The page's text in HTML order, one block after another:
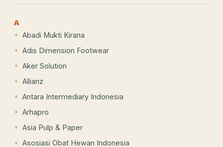
A
Abadi Mukti Kirana
Adis Dimension Footwear
Aker Solution
Allianz
Antara Intermediary Indonesia
Arhapro
Asia Pulp & Paper
Asosiasi Obat Hewan Indonesia